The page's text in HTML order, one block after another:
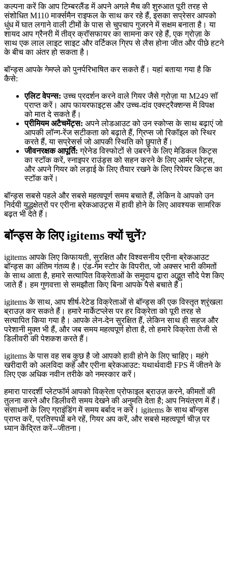
कल्पना करें कि आप टिम्बरलैंड में अपने अगले मैच की शुरुआत पूरी तरह से
संशोधित M110 मार्क्समैन राइफल के साथ कर रहे हैं, इसका सप्रेसर आपको
धुंध में घात लगाने वाली टीमों के पास से चुपचाप गुजरने में सक्षम बनाता है। या
शायद आप ग्रैनरी में तीव्र क्रॉसफायर का सामना कर रहे हैं, एक ग्रोज़ा के
साथ एक लाल लाइट साइट और वर्टिकल ग्रिप से लैस होना जीत और पीछे हटने
के बीच का अंतर हो सकता है।
बॉन्ड्स आपके गेमप्ले को पुनर्परिभाषित कर सकते हैं। यहां बताया गया है कि
कैसे:
एलिट वेपन्स:उच्च प्रदर्शन करने वालेगियरजैसे ग्रोज़ा या M249 सॉ
प्राप्त करें। आप फायरफाइट्स औरउच्च-दांवएक्स्ट्रैक्शन्स में विपक्ष
को मात दे सकते हैं।
प्रीमियम अटैचमेंट्स: अपने लोडआउट को उन स्कोप्स के साथ बढ़ाएं जो
आपकीलॉन्ग-रेंजसटीकता को बढ़ाते हैं, ग्रिप्स जो रिकॉइल को स्थिर
करते हैं, या सप्रेसर्स जो आपकी स्थिति को छुपाते हैं ।
जीवनरक्षक आपूर्ति: ग्रेनेड विस्फोटों से उबरने के लिए मेडिकल किट्स
का स्टॉक करें, स्नाइपर राउंड्स को सहन करने के लिए आर्मर प्लेट्स,
और अपने गियर कोलड़ाई के लिए तैयाररखने के लिए रिपेयर किट्स का
स्टॉक करें।
बॉन्ड्स सबसे पहले और सबसे महत्वपूर्ण समय बचाते हैं, लेकिन वे आपको उन
निर्दयी युद्धक्षेत्रों पर एरीना ब्रेकआउट्स में हावी होने के लिए आवश्यक सामरिक
बढ़त भी देते हैं।
बॉन्ड्स के लिए igitems क्यों चुनें?
igitems आपके लिए किफायती, सुरक्षित और विश्वसनीय एरीना ब्रेकआउट
बॉन्ड्स का अंतिम गंतव्य है। एंड-गेम स्टोर के विपरीत, जो अक्सर भारी कीमतों
के साथ आता है, हमारे सत्यापित विक्रेताओं के समुदाय द्वारा अद्भुत सौदे पेश किए
जाते हैं। हम गुणवत्ता से समझौता किए बिना आपके पैसे बचाते हैं।
igitems के साथ, आप शीर्ष-रेटेड विक्रेताओं से बॉन्ड्स की एक विस्तृत श्रृंखला
ब्राउज़ कर सकते हैं। हमारे मार्केटप्लेस पर हर विक्रेता को पूरी तरह से
सत्यापित किया गया है। आपके लेन-देन सुरक्षित हैं, लेकिन साथ ही सहज और
परेशानी मुक्त भी हैं, और जब समय महत्वपूर्ण होता है, तो हमारे विक्रेता तेजी से
डिलीवरी की पेशकश करते हैं।
igitems के पास वह सब कुछ है जो आपको हावी होने के लिए चाहिए। महंगे
खरीदारी को अलविदा कहें और एरीना ब्रेकआउट: यथार्थवादी FPS में जीतने के
लिए एक अधिक नवीन तरीके को नमस्कार करें।
हमारा पारदर्शी प्लेटफॉर्म आपको विक्रेता प्रोफाइल ब्राउज़ करने, कीमतों की
तुलना करने और डिलीवरी समय देखने की अनुमति देता है; आप नियंत्रण में हैं।
संसाधनों के लिए ग्राइंडिंग में समय बर्बाद न करें। igitems के साथ बॉन्ड्स
प्राप्त करें, प्रतिस्पर्धी बने रहें, गियर अप करें, और सबसे महत्वपूर्ण चीज़ पर
ध्यान केंद्रित करें--जीतना।